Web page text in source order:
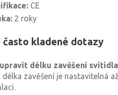
CE
2 roky
často kladené dotazy
délku zavěšení
délka zavěšení je nastavitelná